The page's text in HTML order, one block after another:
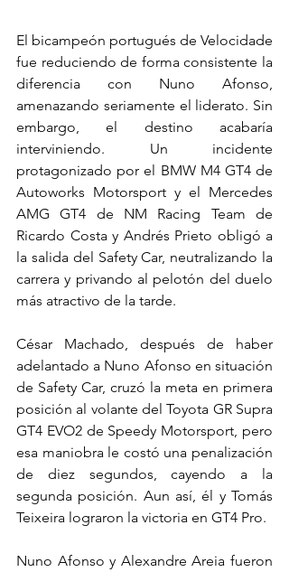
El bicampeón portugués de Velocidade
fue reduciendo de forma consistente la
diferencia con Nuno Afonso,
amenazando seriamente el liderato. Sin
embargo, el destino acabaría
interviniendo. Un incidente
protagonizado por el BMW M4 GT4 de
Autoworks Motorsport y el Mercedes
AMG GT4 de NM Racing Team de
Ricardo Costa y Andrés Prieto obligó a
la salida del Safety Car, neutralizando la
carrera y privando al pelotón del duelo
más atractivo de la tarde.
César Machado, después de haber
adelantado a Nuno Afonso en situación
de Safety Car, cruzó la meta en primera
posición al volante del Toyota GR Supra
GT4 EVO2 de Speedy Motorsport, pero
esa maniobra le costó una penalización
de diez segundos, cayendo a la
segunda posición. Aun así, él y Tomás
Teixeira lograron la victoria en GT4 Pro.
Nuno Afonso y Alexandre Areia fueron